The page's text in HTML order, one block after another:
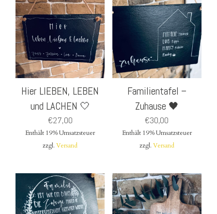
Hier LIEBEN, LEBEN
und LACHEN 🤍
€27,00
Enthält 19% Umsatzsteuer
zzgl.Versand
Familientafel –
Zuhause 🖤
€30,00
Enthält 19% Umsatzsteuer
zzgl. Versand